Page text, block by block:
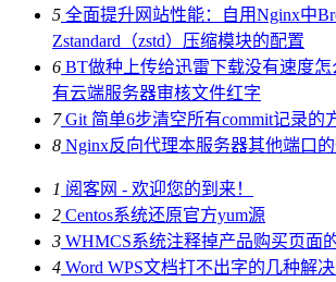
5 全面提升网站性能：自用Nginx中
Zstandard（zstd）压缩模块的配置
6 BT做种上传给迅雷下载没有速度
有云端服务器审核文件红字
7Git 简单6步清空所有commit记录的
8 Nginx反向代理本服务器其他端口的
1 阅客网 - 欢迎您的到来！
2 Centos系统还原官方yum源
3 WHMCS系统注释掉产品购买页面
4 Word WPS文档打不出字的几种解